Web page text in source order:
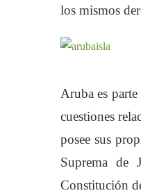
los mismos
Aruba es
cuestiones
posee sus
Suprema de
Constitución